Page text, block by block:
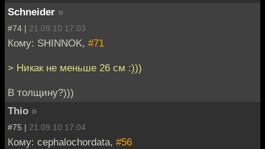
Schneider »
#74 | 21.09.10 17:03
Кому: SHINNOK, #71
> Никак не меньше 26 см :)))
В толщину?)))
Thio »
#75 | 21.09.10 17:04
Кому: cephalochordata, #56